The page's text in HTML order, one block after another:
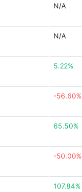
N/A
N/A
5.22%
-56.60%
65.50%
-50.00%
107.84%